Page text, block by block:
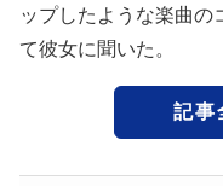
ップしたような楽曲の
て彼女に聞いた。
記事